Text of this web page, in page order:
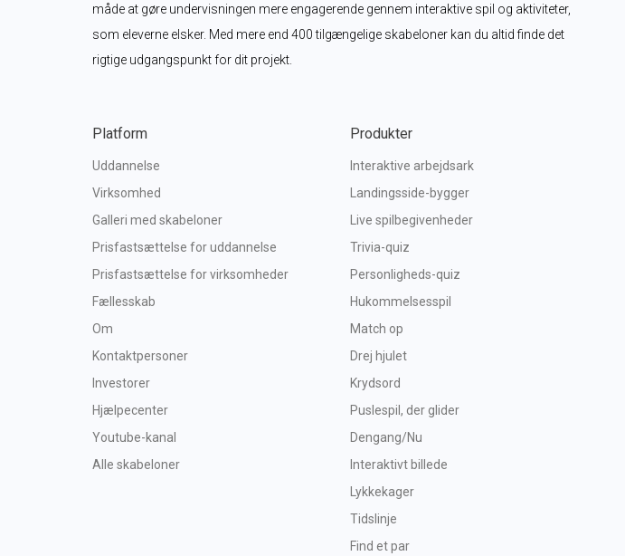
måde at gøre undervisningen mere engagerende gennem interaktive spil og aktiviteter,
som eleverne elsker. Med mere end 400 tilgængelige skabeloner kan du altid finde det
rigtige udgangspunkt for dit projekt.
Platform
Uddannelse
Virksomhed
Galleri med skabeloner
Prisfastsættelse for uddannelse
Prisfastsættelse for virksomheder
Fællesskab
Om
Kontaktpersoner
Investorer
Hjælpecenter
Youtube-kanal
Alle skabeloner
Produkter
Interaktive arbejdsark
Landingsside-bygger
Live spilbegivenheder
Trivia-quiz
Personligheds-quiz
Hukommelsesspil
Match op
Drej hjulet
Krydsord
Puslespil, der glider
Dengang/Nu
Interaktivt billede
Lykkekager
Tidslinje
Find et par